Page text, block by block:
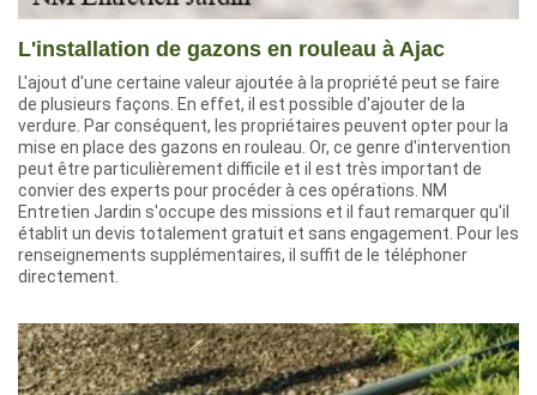
L'installation de gazons en rouleau à Ajac
L'ajout d'une certaine valeur ajoutée à la propriété peut se faire
de plusieurs façons. En effet, il est possible d'ajouter de la
verdure. Par conséquent, les propriétaires peuvent opter pour la
mise en place des gazons en rouleau. Or, ce genre d'intervention
peut être particulièrement difficile et il est très important de
convier des experts pour procéder à ces opérations. NM
Entretien Jardin s'occupe des missions et il faut remarquer qu'il
établit un devis totalement gratuit et sans engagement. Pour les
renseignements supplémentaires, il suffit de le téléphoner
directement.